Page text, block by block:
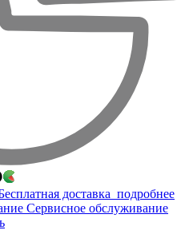
доставка подробнее
Сервисное обслуживание